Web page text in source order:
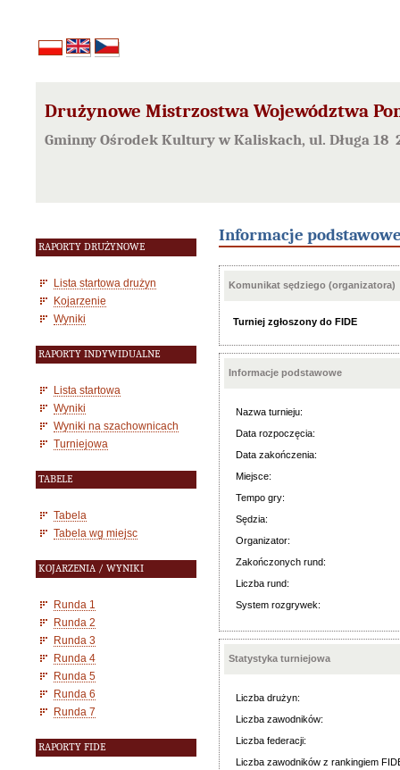
Drużynowe Mistrzostwa Województwa
Gminny Ośrodek Kultury w Kaliskach, ul. Długa 18
RAPORTY DRUŻYNOWE
Lista startowa drużyn
Kojarzenie
Wyniki
RAPORTY INDYWIDUALNE
Lista startowa
Wyniki
Wyniki na szachownicach
Turniejowa
TABELE
Tabela
Tabela wg miejsc
KOJARZENIA / WYNIKI
Runda 1
Runda 2
Runda 3
Runda 4
Runda 5
Runda 6
Runda 7
RAPORTY FIDE
Informacje
Komunikat sędziego (organizatora)
Turniej zgłoszony do FIDE
Informacje podstawowe
Nazwa turnieju:
Data rozpoczęcia:
Data zakończenia:
Miejsce:
Tempo gry:
Sędzia:
Organizator:
Zakończonych rund:
Liczba rund:
System rozgrywek:
Statystyka turniejowa
Liczba drużyn:
Liczba zawodników:
Liczba federacji:
Liczba zawodników z rankingiem